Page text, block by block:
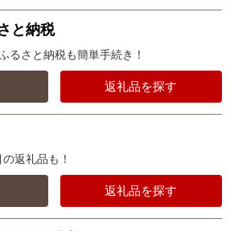
と納税
るさと納税も簡単手続き！
返礼品を探す
返礼品も！
返礼品を探す